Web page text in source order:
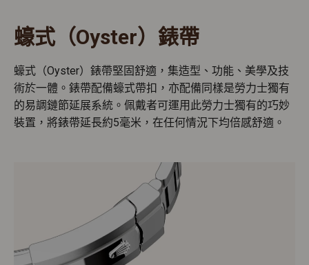
蠔式（Oyster）錶帶
蠔式（Oyster）錶帶堅固舒適，集造型、功能、美學及技
術於一體。錶帶配備蠔式帶扣，亦配備同樣是勞力士獨有
的易調鏈節延展系統。佩戴者可運用此勞力士獨有的巧妙
裝置，將錶帶延長約5毫米，在任何情況下均倍感舒適。